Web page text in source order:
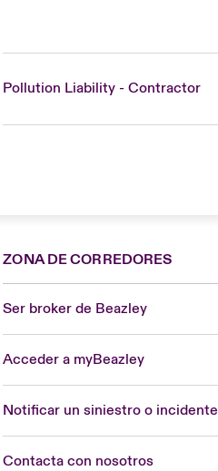
Pollution Liability - Contractor
ZONA DE CORREDORES
Ser broker de Beazley
Acceder a myBeazley
Notificar un siniestro o incidente
Contacta con nosotros